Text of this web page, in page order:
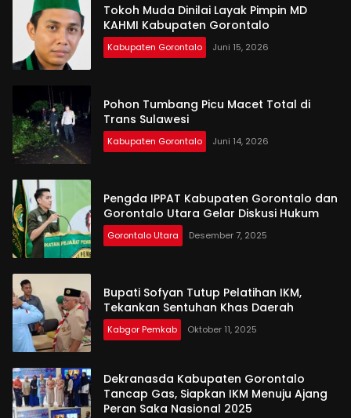
Tokoh Muda Dinilai Layak Pimpin MD
KAHMI Kabupaten Gorontalo
Kabupaten Gorontalo Juni 15, 2026
Pohon Tumbang Picu Macet Total di
Trans Sulawesi
Kabupaten Gorontalo Juni 14, 2026
Pengda IPPAT Kabupaten Gorontalo dan
Gorontalo Utara Gelar Diskusi Hukum
Gorontalo Utara Desember 7, 2025
Bupati Sofyan Tutup Pelatihan IKM,
Tekankan Sentuhan Khas Daerah
Kabgor Pemkab Oktober 11, 2025
Dekranasda Kabupaten Gorontalo
Tancap Gas, Siapkan IKM Menuju Ajang
Peran Saka Nasional 2025